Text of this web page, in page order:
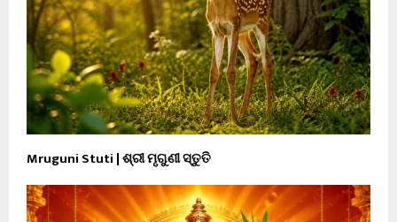
Mruguni Stuti | ଶ୍ରୀ ମୃଗୁଣୀ ସ୍ତୁତି